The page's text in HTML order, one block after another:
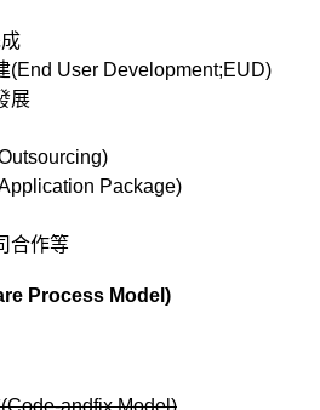
(End User Development;EUD)
展
Package)
合作等
Process Model)
andfix Model)